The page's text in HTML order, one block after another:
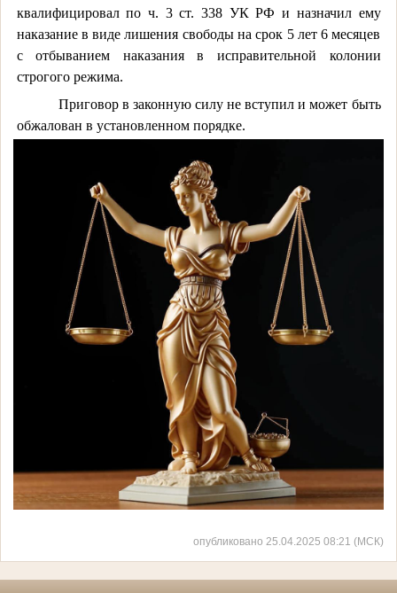
квалифицировал по ч. 3 ст. 338 УК РФ и назначил ему
наказание в виде лишения свободы на срок 5 лет 6 месяцев
с отбыванием наказания в исправительной колонии
строгого режима.
Приговор в законную силу не вступил и может быть
обжалован в установленном порядке.
опубликовано 25.04.2025 08:21 (МСК)